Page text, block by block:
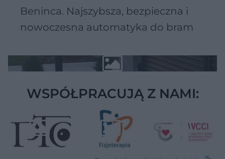
Beninca. Najszybsza, bezpieczna i
nowoczesna automatyka do bram
WSPÓŁPRACUJĄ Z NAMI: